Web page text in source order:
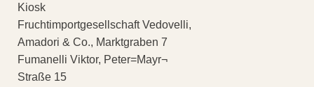
Kiosk
Fruchtimportgesellschaft Vedovelli,
Amadori & Co., Marktgraben 7
Fumanelli Viktor, Peter=Mayr¬
Straße 15